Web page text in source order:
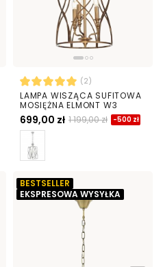
(2)
LAMPA WISZĄCA SUFITOWA
MOSIĘŻNA ELMONT W3
699,00 zł 1 199,00 zł -500 zł
BESTSELLER
EKSPRESOWA WYSYŁKA